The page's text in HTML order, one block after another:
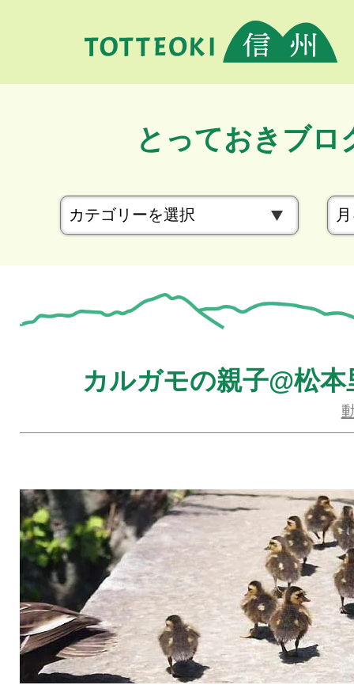
とっておきブロ
カ
テ
リ
ー
カルガモの親子@松本